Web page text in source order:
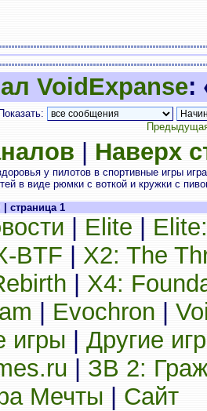
VoidExpanse:
Показать:
Наверх
у пилотов в спортивные игры
в виде рюмки с воткой и кружки с
страница 1
Elite
BTF
X2: The
X4:
Evochron
игры
Другие
ЗВ 2:
Мечты Сайт